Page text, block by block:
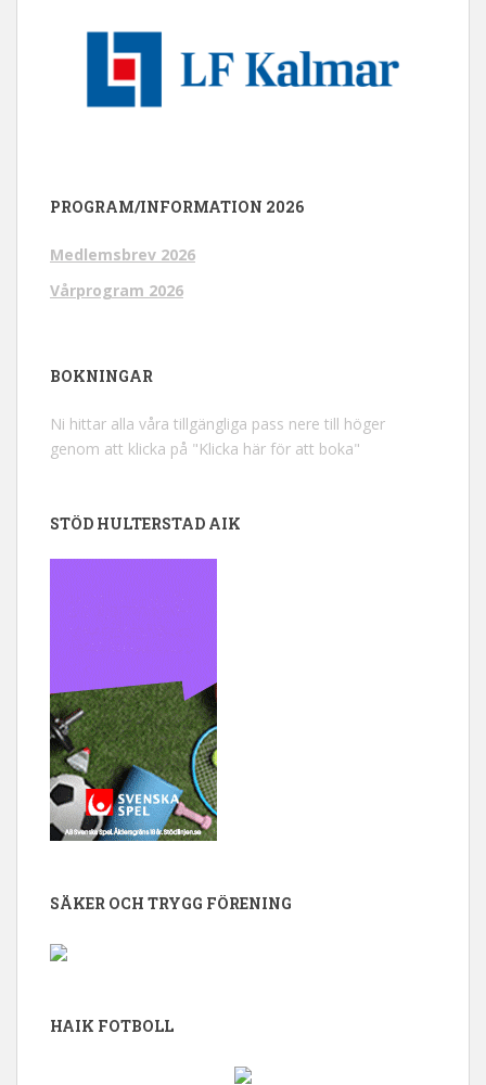
PROGRAM/INFORMATION 2026
Medlemsbrev 2026
Vårprogram 2026
BOKNINGAR
Ni hittar alla våra tillgängliga pass nere till höger
genom att klicka på "Klicka här för att boka"
STÖD HULTERSTAD AIK
SÄKER OCH TRYGG FÖRENING
HAIK FOTBOLL